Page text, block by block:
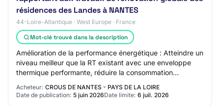
résidences des Landes à NANTES
44-Loire-Atlantique · West Europe · France
Mot-clé trouvé dans la description
Amélioration de la performance énergétique : Atteindre un
niveau meilleur que la RT existant avec une enveloppe
thermique performante, réduire la consommation
Acheteur: CROUS DE NANTES - PAYS DE LA LOIRE
Date de publication: 5 juin 2026Date limite: 6 juil. 2026